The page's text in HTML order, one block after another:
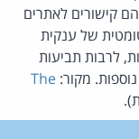
קישורים לאתרים
של ענקית
לרבות תביעות
נוספות. מקור: The